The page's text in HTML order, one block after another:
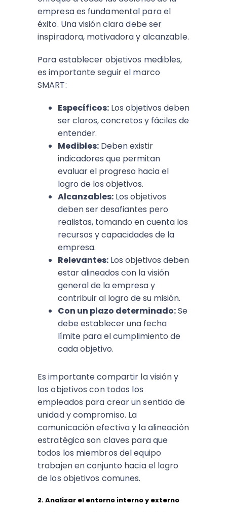
empresa es fundamental para el
éxito. Una visión clara debe ser
inspiradora, motivadora y alcanzable.
Para establecer objetivos medibles,
es importante seguir el marco
SMART:
Específicos: Los objetivos deben
ser claros, concretos y fáciles de
entender.
Medibles: Deben existir
indicadores que permitan
evaluar el progreso hacia el
logro de los objetivos.
Alcanzables: Los objetivos
deben ser desafiantes pero
realistas, tomando en cuenta los
recursos y capacidades de la
empresa.
Relevantes: Los objetivos deben
estar alineados con la visión
general de la empresa y
contribuir al logro de su misión.
Con un plazo determinado:Se
debe establecer una fecha
límite para el cumplimiento de
cada objetivo.
Es importante compartir la visión y
los objetivos con todos los
empleados para crear un sentido de
unidad y compromiso. La
comunicación efectiva y la alineación
estratégica son claves para que
todos los miembros del equipo
trabajen en conjunto hacia el logro
de los objetivos comunes.
2. Analizar el entorno interno y externo